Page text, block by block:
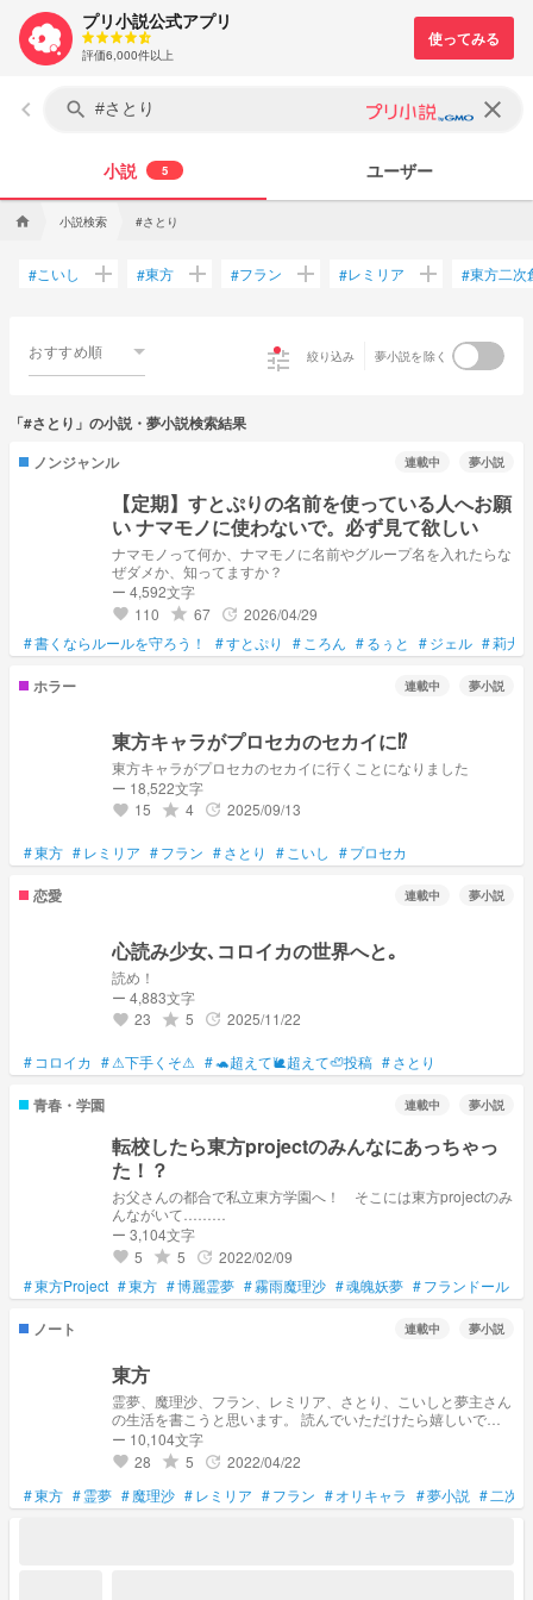
プリ小説公式アプリ
評価6,000件以上
keyboard_arrow_left search clear
小説 5 ユーザー
home 小説検索 #さとり
#こいし add #東方 add #フラン add #レミリア add #東方二次
おすすめ順 tune 絞り込み 夢小説を除く
「#さとり」の小説・夢小説検索結果
ノンジャンル
連載中 夢小説
【定期】すとぷりの名前を使っている人へお願
い ナマモノに使わないで。必ず見て欲しい
ナマモノって何か、ナマモノに名前やグループ名を入れたらな
ぜダメか、知ってますか？
ー 4,592文字
favorite 110 grade 67 update 2026/04/29
#書くならルールを守ろう！ #すとぷり # ころん #るぅと #ジェル #莉犬
ホラー 連載中 夢小説
東方キャラがプロセカのセカイに⁉︎
東方キャラがプロセカのセカイに行くことになりました
ー 18,522文字
favorite 15 grade 4 update 2025/09/13
#東方 #レミリア #フラン #さとり # こいし #プロセカ
恋愛 連載中 夢小説
心読み少女､コロイカの世界へと｡
読め！
ー 4,883文字
favorite 23 grade 5 update 2025/11/22
# コロイカ #⚠下手くそ⚠ #🐢超えて🐌超えて🦥投稿 #さとり
青春・学園 連載中 夢小説
転校したら東方projectのみんなにあっちゃっ
た！？
お父さんの都合で私立東方学園へ！ そこには東方projectのみ
んながいて………
ー 3,104文字
favorite 5 grade 5 update 2022/02/09
#東方Project #東方 #博麗霊夢 #霧雨魔理沙 #魂魄妖夢 #フランドール・
ノート 連載中 夢小説
東方
霊夢、魔理沙、フラン、レミリア、さとり、こいしと夢主さん
の生活を書こうと思います。 読んでいただけたら嬉しいで
す。
ー 10,104文字
favorite 28 grade 5 update 2022/04/22
#東方 #霊夢 #魔理沙 #レミリア #フラン #オリキャラ #夢小説 #二次